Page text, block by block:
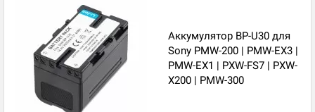
Аккумулятор BP-U30 для
Sony PMW-200 | PMW-EX3 |
PMW-EX1 | PXW-FS7 | PXW-
X200 | PMW-300